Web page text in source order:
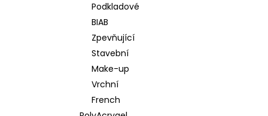
Podkladové
BIAB
Zpevňující
Stavební
Make-up
Vrchní
French